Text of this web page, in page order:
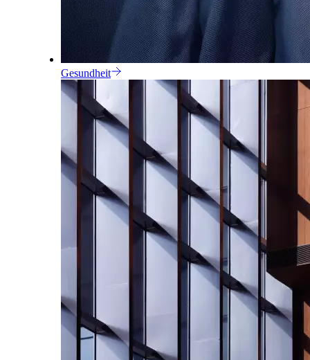
Gesundheit